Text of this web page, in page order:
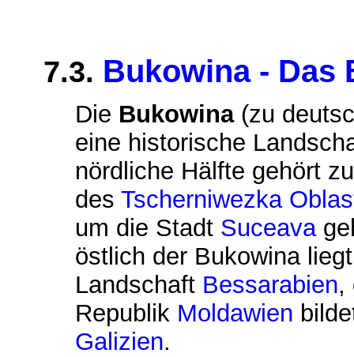
7.3. Bukowina - Das
Die Bukowina(zu
eine historische
nördliche Hälfte gehört
desTscherniwezka
um die Stadt Suceava
östlich der Bukowina
Landschaft Bessarabien,
Republik Moldawien
Galizien.